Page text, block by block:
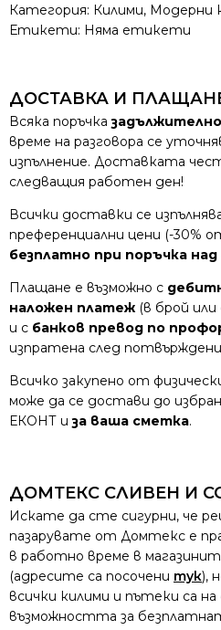
Категория: Килими, Модерни
Етикети: Няма етикети
ДОСТАВКА И
Всяка поръчка
време на разговора се
изпълнение. Доставката
следващия работен ден!
Всички доставки се
преференциални цени (-30%
безплатно при поръчка над
Плащане е възможно с
наложен платеж (в брой
и с банков превод по
изпратена след
Всичко закупено от
може да се достави до
ЕКОНТ иза ваша сметка.
ДОМТЕКС СЛИВЕН И
Искате да сте сигурни, че
пазарувате от Домтекс е
в работно време в
(адресите са посочени тук),
всички килими и пътеки са
възможността за